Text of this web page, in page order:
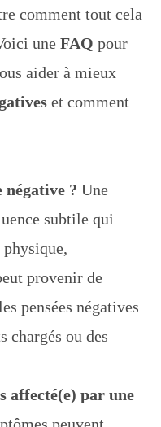
comment tout cela
uneFAQ pour
aider à mieux
et comment
négative ? Une
subtile qui
provenir de
pensées négatives
chargés ou des
affecté(e) par une